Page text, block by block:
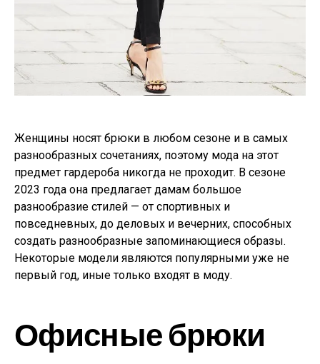
Женщины носят брюки в любом сезоне и в самых
разнообразных сочетаниях, поэтому мода на этот
предмет гардероба никогда не проходит. В сезоне
2023 года она предлагает дамам большое
разнообразие стилей — от спортивных и
повседневных, до деловых и вечерних, способных
создать разнообразные запоминающиеся образы.
Некоторые модели являются популярными уже не
первый год, иные только входят в моду.
Офисные брюки